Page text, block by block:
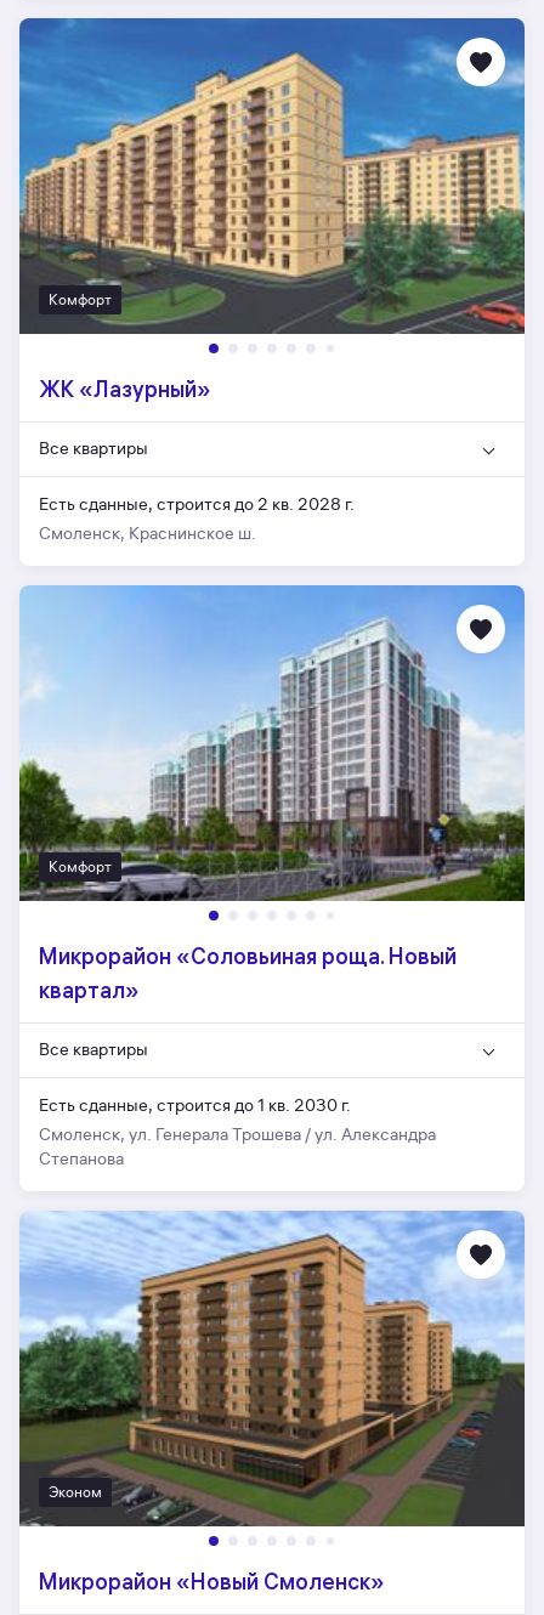
Комфорт
ЖК «Лазурный»
Все квартиры
Есть сданные, строится до 2 кв. 2028 г.
Смоленск, Краснинское ш.
Комфорт
Микрорайон «Соловьиная роща. Новый
квартал»
Все квартиры
Есть сданные, строится до 1 кв. 2030 г.
Смоленск, ул. Генерала Трошева / ул. Александра
Степанова
Эконом
Микрорайон «Новый Смоленск»